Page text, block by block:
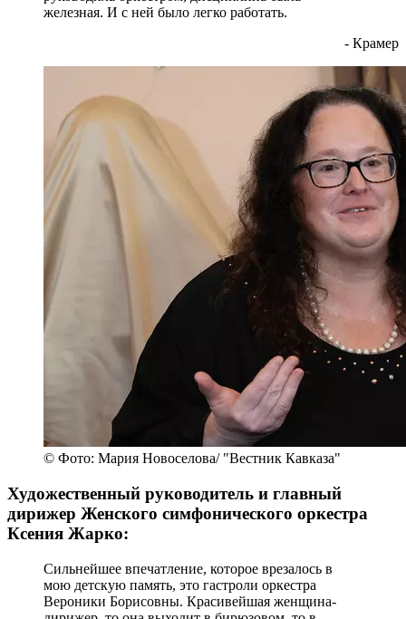
железная. И с ней было легко работать.
- Крамер
© Фото: Мария Новоселова/ "Вестник Кавказа"
Художественный руководитель и главный
дирижер Женского симфонического оркестра
Ксения Жарко:
Сильнейшее впечатление, которое врезалось в
мою детскую память, это гастроли оркестра
Вероники Борисовны. Красивейшая женщина-